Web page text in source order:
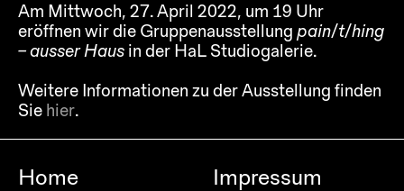
Am Mittwoch, 27. April 2022, um 19 Uhr
eröffnen wir die Gruppenausstellung pain/t/hing
– ausser Haus in der HaL Studiogalerie.
Weitere Informationen zu der Ausstellung finden
Sie hier.
Home
Impressum